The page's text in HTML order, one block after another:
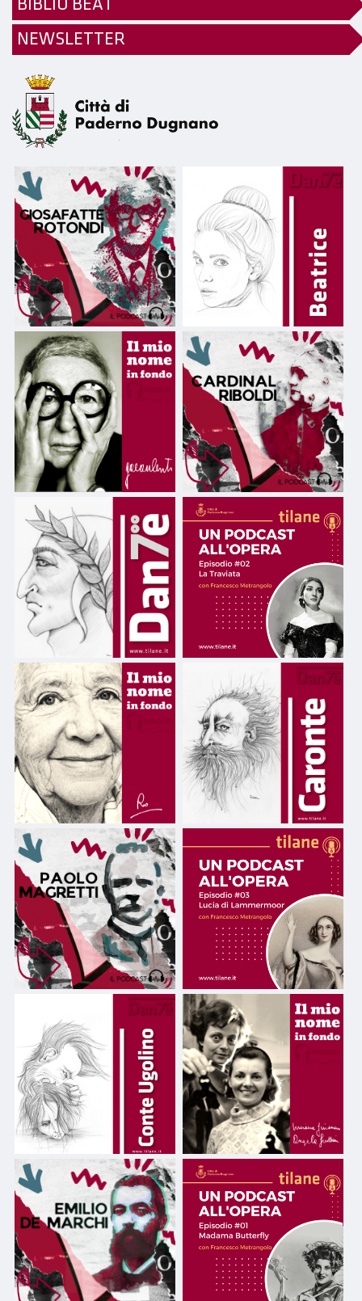
BIBLIO BEAT
NEWSLETTER